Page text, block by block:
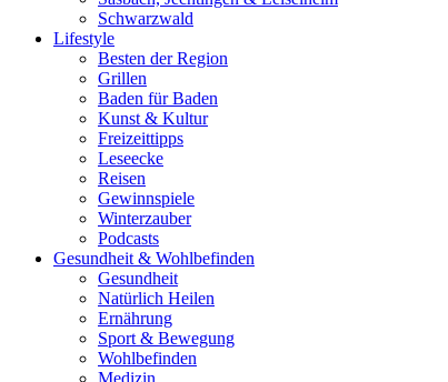
Schwarzwald
Lifestyle
Besten der Region
Grillen
Baden für Baden
Kunst & Kultur
Freizeittipps
Leseecke
Reisen
Gewinnspiele
Winterzauber
Podcasts
Gesundheit & Wohlbefinden
Gesundheit
Natürlich Heilen
Ernährung
Sport & Bewegung
Wohlbefinden
Medizin